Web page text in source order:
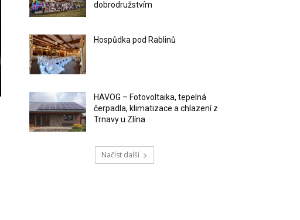
dobrodružstvím
Hospůdka pod Rablinů
HAVOG – Fotovoltaika, tepelná
čerpadla, klimatizace a chlazení z
Trnavy u Zlína
Načíst další